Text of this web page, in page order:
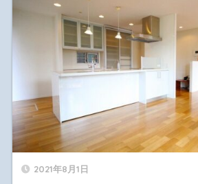
2021年8月1日